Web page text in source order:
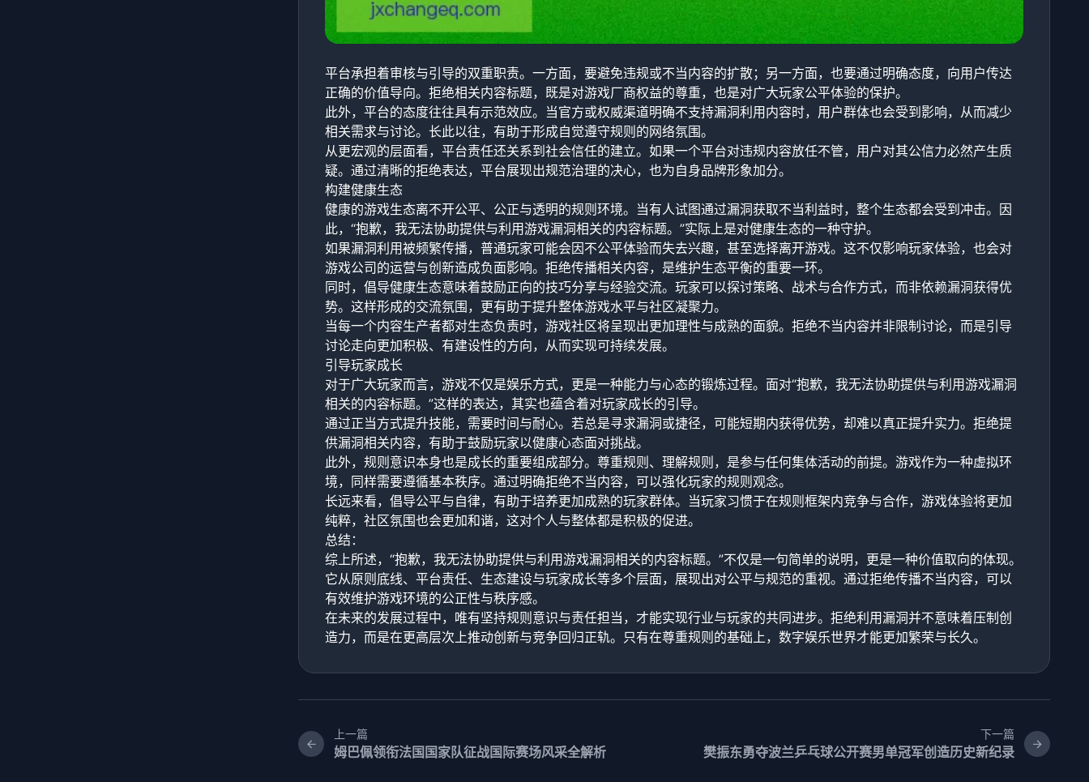
平台承担着审核与引导的双重职责。一方面，要避免违规或不当内容的扩散；另一方面，也要通过明确态度，向用户传达
正确的价值导向。拒绝相关内容标题，既是对游戏厂商权益的尊重，也是对广大玩家公平体验的保护。
此外，平台的态度往往具有示范效应。当官方或权威渠道明确不支持漏洞利用内容时，用户群体也会受到影响，从而减少
相关需求与讨论。长此以往，有助于形成自觉遵守规则的网络氛围。
从更宏观的层面看，平台责任还关系到社会信任的建立。如果一个平台对违规内容放任不管，用户对其公信力必然产生质
疑。通过清晰的拒绝表达，平台展现出规范治理的决心，也为自身品牌形象加分。
构建健康生态
健康的游戏生态离不开公平、公正与透明的规则环境。当有人试图通过漏洞获取不当利益时，整个生态都会受到冲击。因
此，“抱歉，我无法协助提供与利用游戏漏洞相关的内容标题。”实际上是对健康生态的一种守护。
如果漏洞利用被频繁传播，普通玩家可能会因不公平体验而失去兴趣，甚至选择离开游戏。这不仅影响玩家体验，也会对
游戏公司的运营与创新造成负面影响。拒绝传播相关内容，是维护生态平衡的重要一环。
同时，倡导健康生态意味着鼓励正向的技巧分享与经验交流。玩家可以探讨策略、战术与合作方式，而非依赖漏洞获得优
势。这样形成的交流氛围，更有助于提升整体游戏水平与社区凝聚力。
当每一个内容生产者都对生态负责时，游戏社区将呈现出更加理性与成熟的面貌。拒绝不当内容并非限制讨论，而是引导
讨论走向更加积极、有建设性的方向，从而实现可持续发展。
引导玩家成长
对于广大玩家而言，游戏不仅是娱乐方式，更是一种能力与心态的锻炼过程。面对“抱歉，我无法协助提供与利用游戏漏洞
相关的内容标题。”这样的表达，其实也蕴含着对玩家成长的引导。
通过正当方式提升技能，需要时间与耐心。若总是寻求漏洞或捷径，可能短期内获得优势，却难以真正提升实力。拒绝提
供漏洞相关内容，有助于鼓励玩家以健康心态面对挑战。
此外，规则意识本身也是成长的重要组成部分。尊重规则、理解规则，是参与任何集体活动的前提。游戏作为一种虚拟环
境，同样需要遵循基本秩序。通过明确拒绝不当内容，可以强化玩家的规则观念。
长远来看，倡导公平与自律，有助于培养更加成熟的玩家群体。当玩家习惯于在规则框架内竞争与合作，游戏体验将更加
纯粹，社区氛围也会更加和谐，这对个人与整体都是积极的促进。
总结：
综上所述，“抱歉，我无法协助提供与利用游戏漏洞相关的内容标题。”不仅是一句简单的说明，更是一种价值取向的体现。
它从原则底线、平台责任、生态建设与玩家成长等多个层面，展现出对公平与规范的重视。通过拒绝传播不当内容，可以
有效维护游戏环境的公正性与秩序感。
在未来的发展过程中，唯有坚持规则意识与责任担当，才能实现行业与玩家的共同进步。拒绝利用漏洞并不意味着压制创
造力，而是在更高层次上推动创新与竞争回归正轨。只有在尊重规则的基础上，数字娱乐世界才能更加繁荣与长久。
上一篇
姆巴佩领衔法国国家队征战国际赛场风采全解析
下一篇
樊振东勇夺波兰乒乓球公开赛男单冠军创造历史新纪录